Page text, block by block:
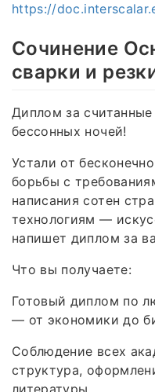
https://
Сочинение
сварки и
Диплом за
бессонных ночей!
Устали от
борьбы с
написания сотен
технологиям —
напишет диплом за
Что вы получаете:
Готовый диплом по
— от экономики до
Соблюдение всех
структура,